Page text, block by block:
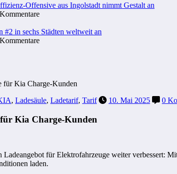
Offensive aus Ingolstadt nimmt Gestalt an
#2 in sechs Städten weltweit an
für Kia Charge-Kunden
, Ladesäule, Ladetarif, Tarif 10. Mai 2025 0
Kia Charge-Kunden
Ladeangebot für Elektrofahrzeuge weiter verbessert:
laden.